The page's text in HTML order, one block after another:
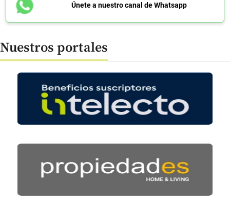
Únete a nuestro canal de Whatsapp
Nuestros portales